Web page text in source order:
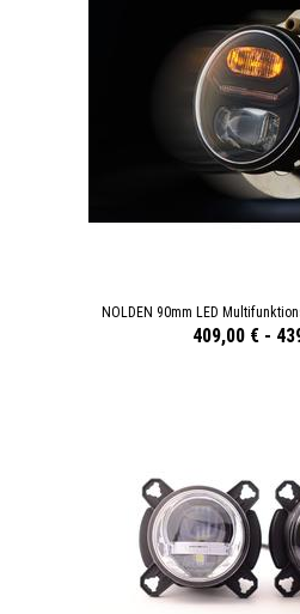
NOLDEN 90mm LED
409,00 € -